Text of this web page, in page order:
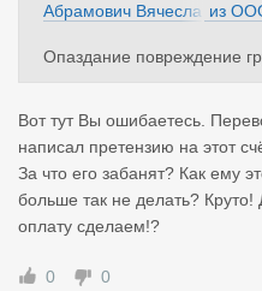
Абрамович Вячесла из
Опаздание повреждение
ю, что на перевозчика
Вот тут Вы ошибаетесь.
написал претензию на этот
За что его забанят? Как ему
больше так не делать? Круто!
оплату сделаем!?
0 0